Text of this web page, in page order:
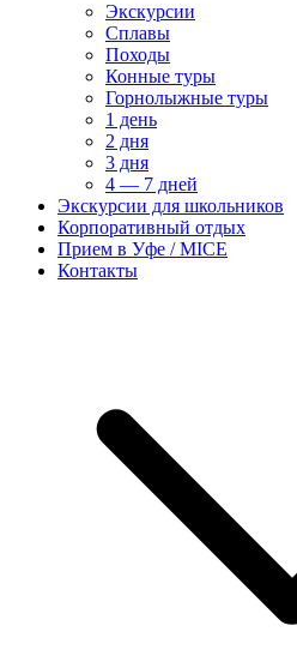
Экскурсии
Сплавы
Походы
Конные туры
Горнолыжные туры
1 день
2 дня
3 дня
4 — 7 дней
Экскурсии для школьников
Корпоративный отдых
Прием в Уфе / MICE
Контакты